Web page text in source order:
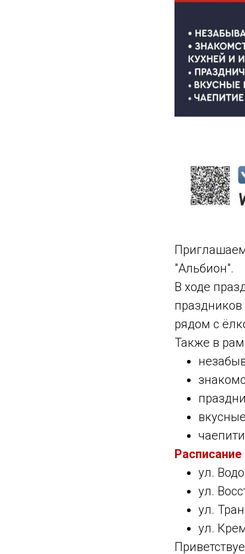
"Альбион".
В ходе
рядом с
Также в
ул.
ул.
ул.
ул.